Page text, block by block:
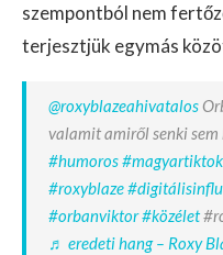
szempontból nem
terjesztjük egymás
@roxyblazeahivatalos
valamit amiről senki sem
#humoros#magyartiktok
#roxyblaze
#orbanviktor#közélet
♬ eredeti hang – Roxy